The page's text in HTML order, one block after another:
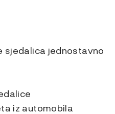
sjedalica jednostavno
iz automobila